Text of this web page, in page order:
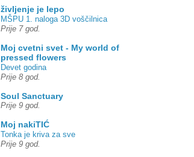
življenje je lepo
MŠPU 1. naloga 3D voščilnica
Prije 7 god.
Moj cvetni svet - My world of
pressed flowers
Devet godina
Prije 8 god.
Soul Sanctuary
Prije 9 god.
Moj nakiTIĆ
Tonka je kriva za sve
Prije 9 god.